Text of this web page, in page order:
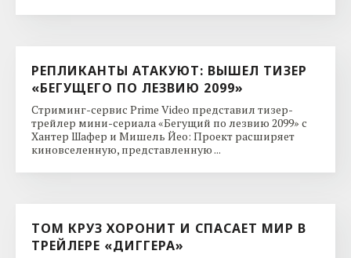
РЕПЛИКАНТЫ АТАКУЮТ: ВЫШЕЛ ТИЗЕР
«БЕГУЩЕГО ПО ЛЕЗВИЮ 2099»
Стриминг-сервис Prime Video представил тизер-
трейлер мини-сериала «Бегущий по лезвию 2099» с
Хантер Шафер и Мишель Йео: Проект расширяет
киновселенную, представленную ...
ТОМ КРУЗ ХОРОНИТ И СПАСАЕТ МИР В
ТРЕЙЛЕРЕ «ДИГГЕРА»